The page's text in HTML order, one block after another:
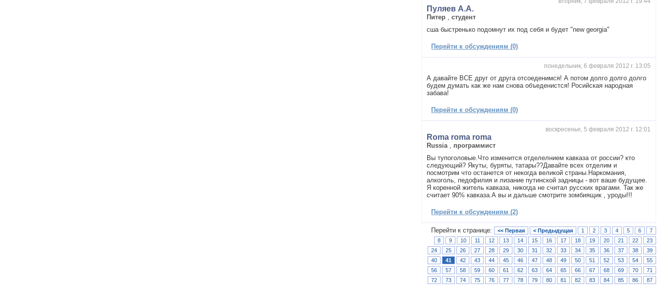
Пуляев А.А.
Питер ,студент
сша быстренько подомнут их под себя и будет "new georgia"
Перейти к обсуждениям (0)
понедельник, 6 февраля 2012 г. 13:05
А давайте ВСЕ друг от друга отсоеденимся! А потом долго долго долго
будем думать как же нам снова объеденистся! Росийская народная
забава!
Перейти к обсуждениям (0)
воскресенье, 5 февраля 2012 г. 12:01
Roma roma roma
Russia
программист
Вы тупоголовые.Что изменится отделелнием кавказа от россии? кто
следующий? Якуты, буряты, татары??Давайте всех отделим и
посмотрим что останется от некогда великой страны.Наркомания,
алкоголь, педофилия и лизание путинской задницы - вот ваше будущее.
Я коренной житель кавказа, никогда не считал русских врагами. Так же
считает 90% кавказа.А вы и дальше смотрите зомбиящик , уроды!!!
Перейти к обсуждениям (2)
Перейти к странице: << Первая < Предыдущая 1 2 3 4 5 6
7
8
9 10 11 12 13 14 15 16 17 18 19 20 21 22
23
24
25 26 27 28 29 30 31 32 33 34 35 36 37 38
39
40
41 42 43 44 45 46 47 48 49 50 51 52 53 54
55
56
57 58 59 60 61 62 63 64 65 66 67 68 69 70
71
72
73 74 75 76 77 78 79 80 81 82 83 84 85 86 87